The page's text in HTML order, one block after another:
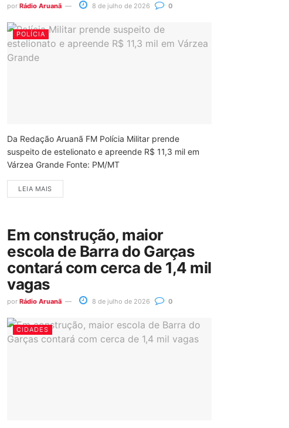
por Rádio Aruanã 8 de julho de 2026 0
POLÍCIA
Da Redação Aruanã FM Polícia Militar prende
suspeito de estelionato e apreende R$ 11,3 mil em
Várzea Grande Fonte: PM/MT
LEIA MAIS
Em construção, maior
escola de Barra do Garças
contará com cerca de 1,4 mil
vagas
por Rádio Aruanã 8 de julho de 2026 0
CIDADES